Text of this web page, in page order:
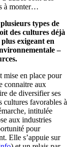
à monter…
types de
des cultures déjà
exigeant en
–
mise en place pour
connaitre aux
de diversifier ses
cultures favorables à
intitulée
aux industries
pour
Elle s’appuie sur